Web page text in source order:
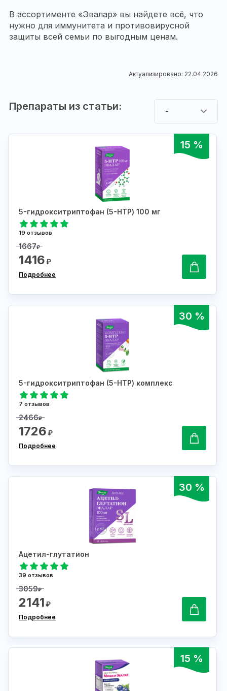
В ассортименте «Эвалар» вы найдете всё, что
нужно для иммунитета и противовирусной
защиты всей семьи по выгодным ценам.
Актуализировано: 22.04.2026
Препараты из статьи: -
15 %
5-гидрокситриптофан (5-HTP) 100 мг
19 отзывов
1667₽
1416₽
Подробнее
30 %
5-гидрокситриптофан (5-НТР) комплекс
7 отзывов
2466₽
1726₽
Подробнее
30 %
Ацетил-глутатион
39 отзывов
3059₽
2141₽
Подробнее
15 %